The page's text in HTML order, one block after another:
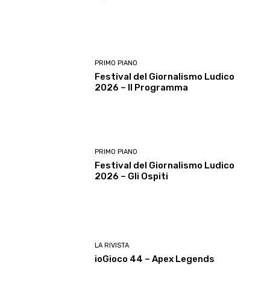
PRIMO PIANO
Festival del Giornalismo Ludico
2026 – Il Programma
PRIMO PIANO
Festival del Giornalismo Ludico
2026 – Gli Ospiti
LA RIVISTA
ioGioco 44 – Apex Legends